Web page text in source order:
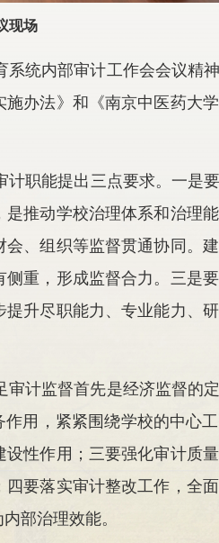
现场
系统内部审计工作会会议精
办法》和《南京中医药大
职能提出三点要求。一是
推动学校治理体系和治理
、组织等监督贯通协同。
重，形成监督合力。三是
升尽职能力、专业能力、
计监督首先是经济监督的
用，紧紧围绕学校的中心
性作用；三要强化审计质
要落实审计整改工作，全
部治理效能。